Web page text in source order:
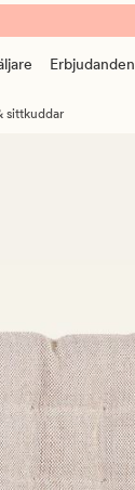
Erbjudanden
sittkuddar